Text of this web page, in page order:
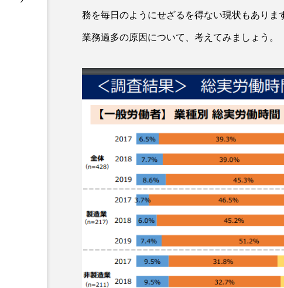
務を毎日のようにせざるを得ない現状もありま
業務過多の原因について、考えてみましょう。